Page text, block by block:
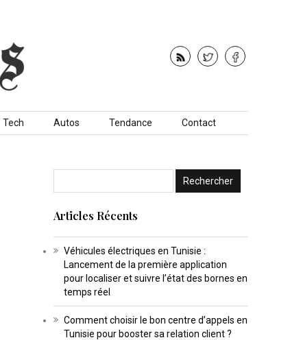
Tech Autos Tendance Contact
Articles Récents
Véhicules électriques en Tunisie :
Lancement de la première application
pour localiser et suivre l’état des bornes en
temps réel
Comment choisir le bon centre d’appels en
Tunisie pour booster sa relation client ?